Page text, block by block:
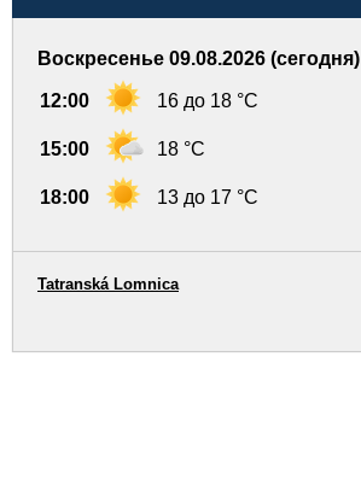
Воскресенье 09.08.2026 (сегодня)
12:00 16 до 18 °C
15:00 18 °C
18:00 13 до 17 °C
Tatranská Lomnica